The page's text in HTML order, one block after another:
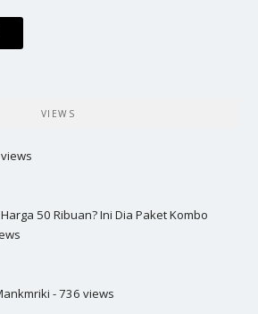
VIEWS
50 Ribuan? Ini Dia Paket Kombo
- 736 views